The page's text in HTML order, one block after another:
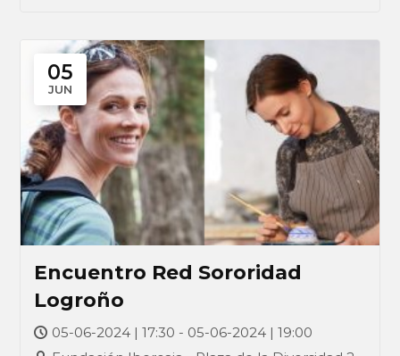
05
JUN
Encuentro Red Sororidad
Logroño
05-06-2024 | 17:30 - 05-06-2024 | 19:00